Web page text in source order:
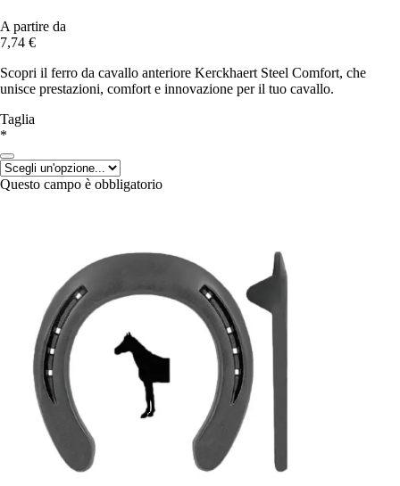
A partire da
7,74 €
Scopri il ferro da cavallo anteriore Kerckhaert Steel Comfort, che
unisce prestazioni, comfort e innovazione per il tuo cavallo.
Taglia
*
Questo campo è obbligatorio